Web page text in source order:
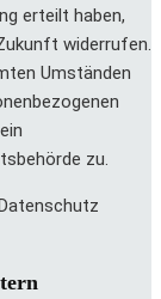
erteilt haben,
widerrufen.
Umständen
zu.